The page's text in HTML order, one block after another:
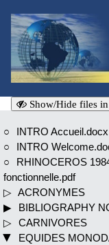
Show/Hide files in
INTRO Accueil.docx
INTRO
RHINOCEROS
fonctionnelle.pdf
ACRONYMES
BIBLIOGRAPHY
CARNIVORES
EQUIDES